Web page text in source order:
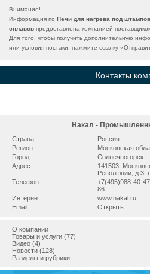
Внимание!
Информация по Печи для нагрева под
сплавов предоставлена компанией-
Для того, чтобы получить дополнительную
или условия постаки, нажмите ссылку «
Контакты
Накал -
Страна
Россия
Регион
Московская
Город
Сoлнeчнoгopcк
Адрес
141503,
Рeвoлюции, д.3,
Телефон
+7(495)988-40-
86
Интернет
www.nakal.ru
Email
Открыть
О компании
Товары и услуги (77)
Видео (4)
Новости (128)
Разделы и рубрики